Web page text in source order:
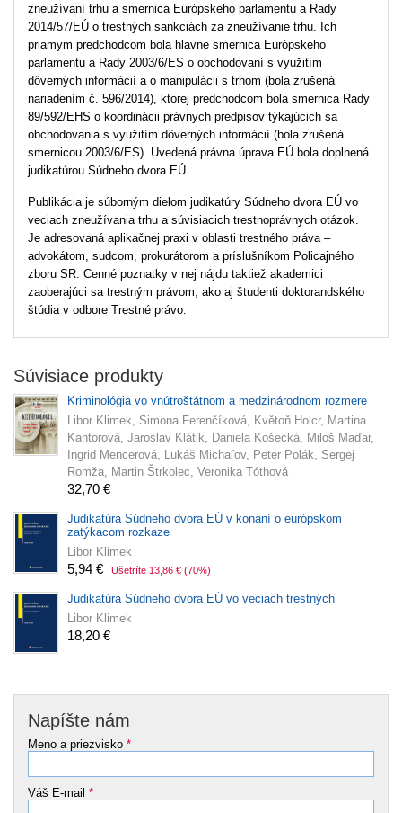
zneužívaní trhu a smernica Európskeho parlamentu a Rady
2014/57/EÚ o trestných sankciách za zneužívanie trhu. Ich
priamym predchodcom bola hlavne smernica Európskeho
parlamentu a Rady 2003/6/ES o obchodovaní s využitím
dôverných informácií a o manipulácii s trhom (bola zrušená
nariadením č. 596/2014), ktorej predchodcom bola smernica Rady
89/592/EHS o koordinácii právnych predpisov týkajúcich sa
obchodovania s využitím dôverných informácií (bola zrušená
smernicou 2003/6/ES). Uvedená právna úprava EÚ bola doplnená
judikatúrou Súdneho dvora EÚ.
Publikácia je súborným dielom judikatúry Súdneho dvora EÚ vo
veciach zneužívania trhu a súvisiacich trestnoprávnych otázok.
Je adresovaná aplikačnej praxi v oblasti trestného práva –
advokátom, sudcom, prokurátorom a príslušníkom Policajného
zboru SR. Cenné poznatky v nej nájdu taktiež akademici
zaoberajúci sa trestným právom, ako aj študenti doktorandského
štúdia v odbore Trestné právo.
Súvisiace produkty
Kriminológia vo vnútroštátnom a medzinárodnom rozmere
Libor Klimek, Simona Ferenčíková, Květoň Holcr, Martina
Kantorová, Jaroslav Klátik, Daniela Košecká, Miloš Maďar,
Ingrid Mencerová, Lukáš Michaľov, Peter Polák, Sergej
Romža, Martin Štrkolec, Veronika Tóthová
32,70 €
Judikatúra Súdneho dvora EÚ v konaní o európskom
zatýkacom rozkaze
Libor Klimek
5,94 € Ušetríte 13,86 € (70%)
Judikatúra Súdneho dvora EÚ vo veciach trestných
Libor Klimek
18,20 €
Napíšte nám
Meno a priezvisko *
Váš E-mail *